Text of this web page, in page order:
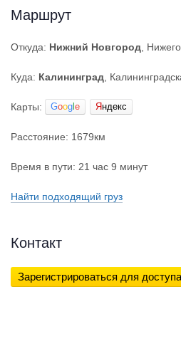
Маршрут
Откуда: Нижний Новгород ,
Куда: Калининград ,
Карты: Goog e Яндекс
Расстояние: 1679км
Время в пути: 21 час 9 минут
Найти подходящий груз
Контакт
Зарегистрироваться для